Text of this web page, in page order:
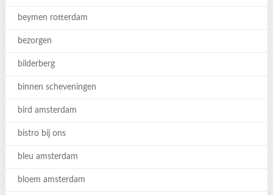
beymen rotterdam
bezorgen
bilderberg
binnen scheveningen
bird amsterdam
bistro bij ons
bleu amsterdam
bloem amsterdam